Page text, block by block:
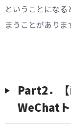
ということにな
まうことがありま
Part2．
WeChat